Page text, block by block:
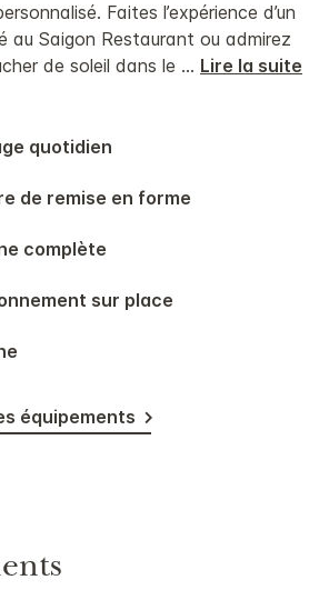
Faites l’expérience d’un
au Saigon Restaurant ou admirez
de soleil dans le ... Lire la suite
quotidien
de remise en forme
complète
sur place
équipements